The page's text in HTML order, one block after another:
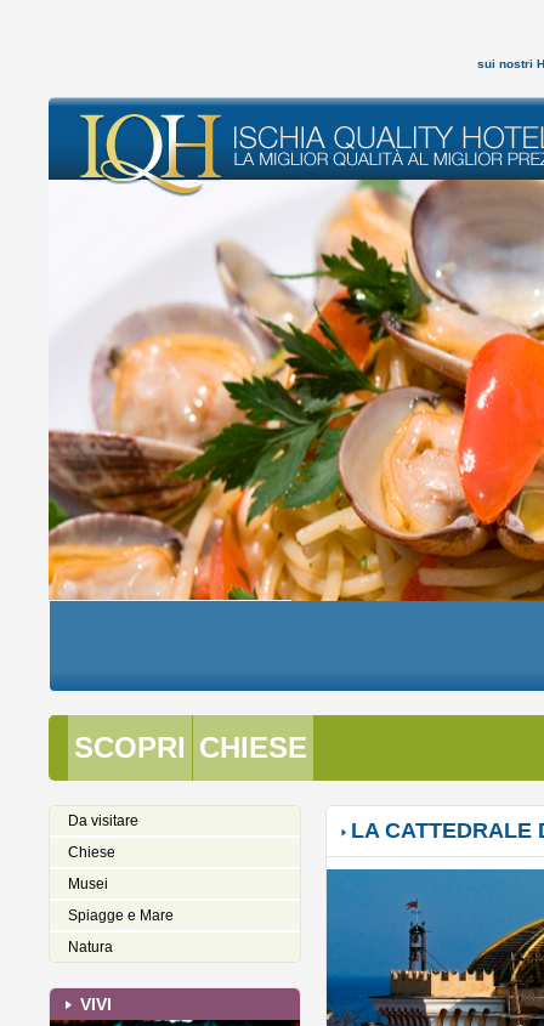
sui nostri
SCOPRI CHIESE
LA CATTEDRALE
Da visitare
Chiese
Musei
Spiagge e Mare
Natura
VIVI